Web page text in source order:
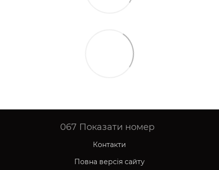
067 Показати номер
Контакти
Повна версія сайту